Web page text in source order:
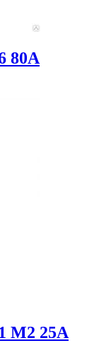
80А
М2 25А